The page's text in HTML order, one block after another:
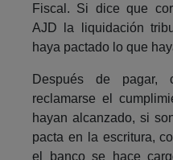
Fiscal. Si dice que
AJD la liquidación
haya pactado lo que
Después de pagar,
reclamarse el
hayan alcanzado, si
pacta en la escritura,
el banco se hace